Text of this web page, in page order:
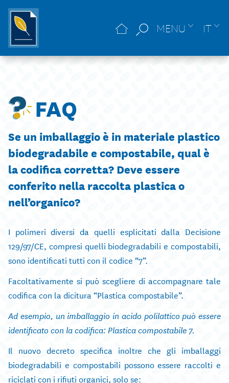
MENU IT
FAQ
Se un imballaggio è in materiale plastico
biodegradabile e compostabile, qual è
la codifica corretta? Deve essere
conferito nella raccolta plastica o
nell’organico?
I polimeri diversi da quelli esplicitati dalla Decisione
129/97/CE, compresi quelli biodegradabili e compostabili,
sono identificati tutti con il codice “7”.
Facoltativamente si può scegliere di accompagnare tale
codifica con la dicitura “Plastica compostabile”.
Ad esempio, un imballaggio in acido polilattico può essere
identificato con la codifica: Plastica compostabile 7.
Il nuovo decreto specifica inoltre che gli imballaggi
biodegradabili e compostabili possono essere raccolti e
riciclati con i rifiuti organici, solo se: